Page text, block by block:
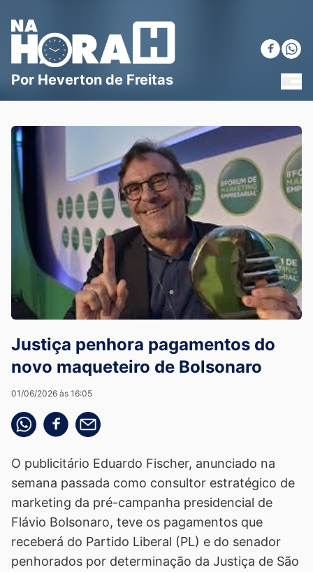
Blog Na Hora H
Por Heverton de Freitas
Justiça penhora pagamentos do
novo maqueteiro de Bolsonaro
01/06/2026 às 16:05
Compartilhe pelo whatsapp
Compartilhar no facebook
Compartilhe pelo email
O publicitário Eduardo Fischer, anunciado na
semana passada como consultor estratégico de
marketing da pré-campanha presidencial de
Flávio Bolsonaro, teve os pagamentos que
receberá do Partido Liberal (PL) e do senador
penhorados por determinação da Justiça de São